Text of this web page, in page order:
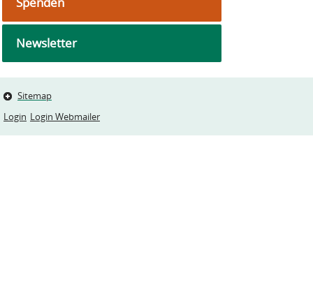
Newsletter
Sitemap
Login Login Webmailer